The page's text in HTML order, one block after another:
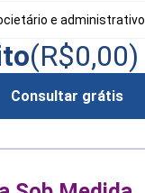
e administrativo
(R$0,00)
Consultar grátis